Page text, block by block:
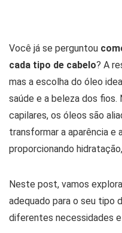
Você já se perguntou
cada tipo de cabelo? A
mas a escolha do óleo
saúde e a beleza dos fios.
capilares, os óleos são
transformar a aparência e
proporcionando
Neste post, vamos
adequado para o seu tipo
diferentes necessidades